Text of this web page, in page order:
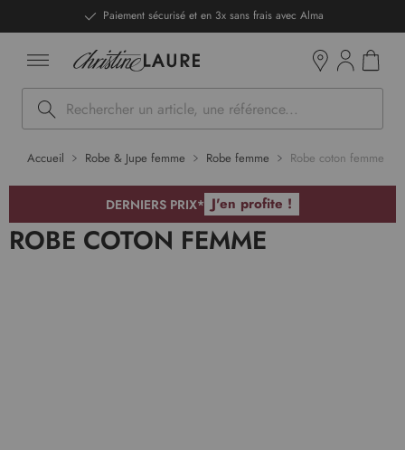
DERNIERS PRIX - Stocks limités
Rechercher
Accueil Robe & Jupe femme Robe femme Robe coton femme
DERNIERS PRIX* J'en profite !
ROBE COTON FEMME